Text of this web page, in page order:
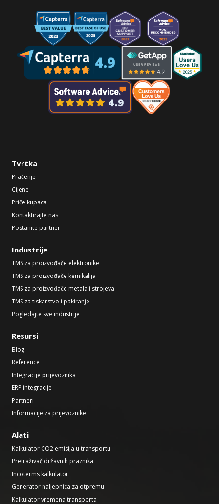
Tvrtka
Praćenje
Cijene
Priče kupaca
Kontaktirajte nas
Postanite partner
Industrije
TMS za proizvođače elektronike
TMS za proizvođače kemikalija
TMS za proizvođače metala i strojeva
TMS za tiskarstvo i pakiranje
Pogledajte sve industrije
Resursi
Blog
Reference
Integracije prijevoznika
ERP integracije
Partneri
Informacije za prijevoznike
Alati
Kalkulator CO2 emisija u transportu
Pretraživač državnih praznika
Incoterms kalkulator
Generator naljepnica za otpremu
Kalkulator vremena transporta